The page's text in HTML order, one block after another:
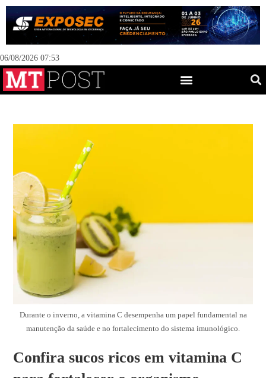
06/08/2026 07:53
Durante o inverno, a vitamina C desempenha um papel fundamental na
manutenção da saúde e no fortalecimento do sistema imunológico.
Confira sucos ricos em vitamina C